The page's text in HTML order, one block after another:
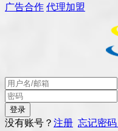
广告合作 代理加盟
没有账号？ 注册 忘记密码